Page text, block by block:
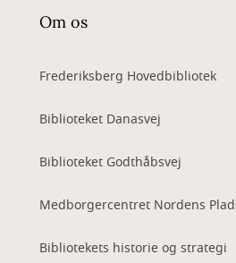
Om os
Frederiksberg Hovedbibliotek
Biblioteket Danasvej
Biblioteket Godthåbsvej
Medborgercentret Nordens
Bibliotekets historie og strategi